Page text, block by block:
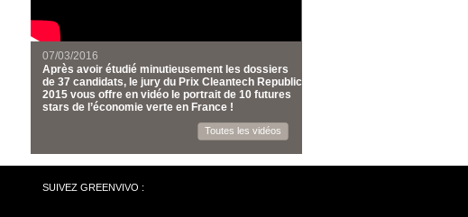
07/03/2016
Après avoir étudié minutieusement les dossiers
de 37 candidats, le jury du Prix Cleantech Republic
2015 vous offre en vidéo le portrait de 10 futures
stars de l’économie verte en France !
Toutes les vidéos
SUIVEZ GREENVIVO :